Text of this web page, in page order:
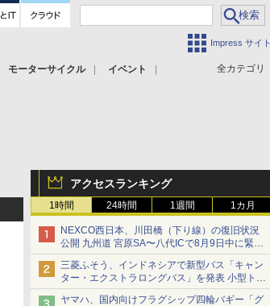
Impress サイト
全カテゴリ
モーターサイクル
イベント
アクセスランキング
1時間 24時間 1週間 1カ月
NEXCO西日本、川田橋（下り線）の復旧状況
公開 九州道 宮原SA〜八代ICで8月9日中に緊急
車両を通行可能に
三菱ふそう、インドネシアで新型バス「キャン
ター・エクストラロングバス」を発表 小型トラ
ックベースの観光・旅客輸送向けバス
ヤマハ、国内向けフラグシップ四輪バギー「グ